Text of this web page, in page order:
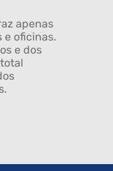
apenas
e oficinas.
e dos